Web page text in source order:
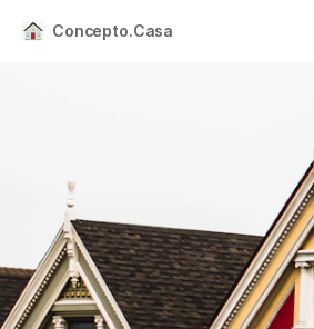
Concepto.Casa